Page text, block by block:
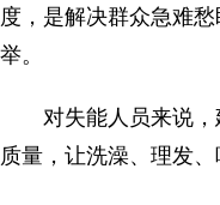
度，是解决群众急难
举。
对失能人员来说
质量，让洗澡、理发